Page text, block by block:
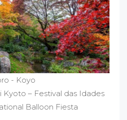
- Koyo
Kyoto – Festival das Idades
Balloon Fiesta